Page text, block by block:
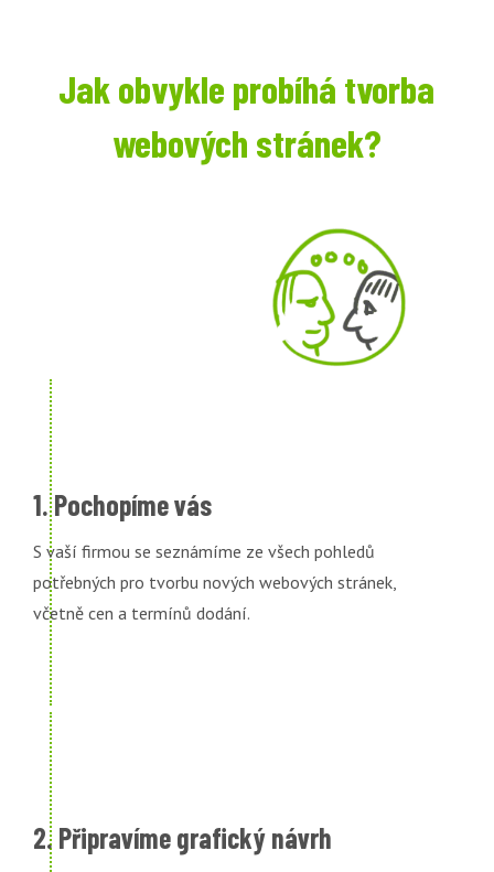
Jak obvykle probíhá tvorba
webových stránek?
1. Pochopíme vás
S vaší firmou se seznámíme ze všech pohledů
potřebných pro tvorbu nových webových stránek,
včetně cen a termínů dodání.
2. Připravíme grafický návrh